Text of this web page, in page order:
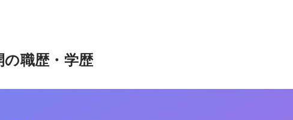
の職歴・学歴